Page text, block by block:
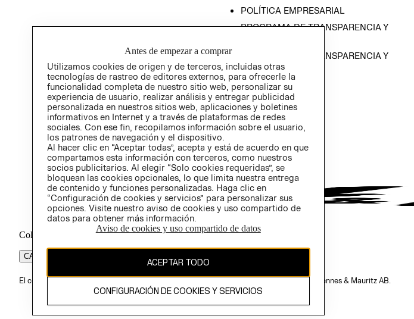
POLÍTICA EMPRESARIAL
PROGRAMA DE TRANSPARENCIA Y
PROGRAMA DE TRANSPARENCIA Y
ÉTICA (INGLÉS)
Colombia ($)
CAMBIAR REGIÓN
El contenido de esta página web está protegido por copyright y es propiedad de H&M Hennes & Mauritz AB.
Antes de empezar a comprar
Utilizamos cookies de origen y de terceros, incluidas otras
tecnologías de rastreo de editores externos, para ofrecerle la
funcionalidad completa de nuestro sitio web, personalizar su
experiencia de usuario, realizar análisis y entregar publicidad
personalizada en nuestros sitios web, aplicaciones y boletines
informativos en Internet y a través de plataformas de redes
sociales. Con ese fin, recopilamos información sobre el usuario,
los patrones de navegación y el dispositivo.
Al hacer clic en “Aceptar todas”, acepta y está de acuerdo en que
compartamos esta información con terceros, como nuestros
socios publicitarios. Al elegir “Solo cookies requeridas”, se
bloquean las cookies opcionales, lo que limita nuestra entrega
de contenido y funciones personalizadas. Haga clic en
“Configuración de cookies y servicios” para personalizar sus
opciones. Visite nuestro aviso de cookies y uso compartido de
datos para obtener más información.
Aviso de cookies y uso compartido de datos
ACEPTAR TODO
CONFIGURACIÓN DE COOKIES Y SERVICIOS